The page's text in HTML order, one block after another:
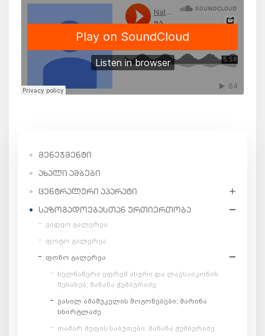
ᲛᲔᲜᲔᲯᲛᲔᲜᲢᲘ
ᲐᲮᲐᲚᲘ ᲐᲛᲑᲔᲑᲘ
ᲪᲔᲜᲢᲠᲐᲚᲣᲠᲘ ᲐᲞᲐᲠᲐᲢᲘ
ᲡᲐᲖᲝᲒᲐᲓᲝᲔᲑᲐᲡᲗᲐᲜ ᲣᲠᲗᲘᲔᲠᲗᲝᲑᲐ
ვიდეო გალერეა
ფოტო გალერეა
ფონო გალერეა
ხელნაწერი ეფრემ ასური და ლავსაიკონის
შესახებ; მანანა ჭუმბურიძე
ვასილ ამაშუკელის მოგონებები; მარინა
სხირტლაძე
თამარ მეფის საბუთები; მანანა ჭუმბურიძე